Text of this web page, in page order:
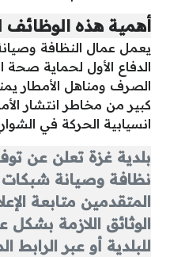
أهمية هذه الوظائف
يعمل عمال النظافة
الدفاع الأول لحماية
الصرف ومناهل الأمطار
كبير من مخاطر انتشار
انسيابية الحركة في
بلدية غزة تعلن عن
نظافة وصيانة شبكات
المتقدمين متابعة
الوثائق اللازمة بشكل
للبلدية أو عبر الرابط